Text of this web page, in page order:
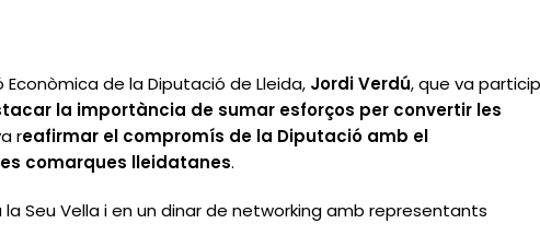
de la Diputació de Lleida, Jordi Verdú, que va
la importància de sumar esforços per convertir les
reafirmar el compromís de la Diputació amb el
comarques lleidatanes.
Seu Vella i en un dinar de networking amb representants